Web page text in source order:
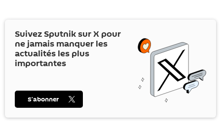
Suivez Sputnik surX pour
ne jamais manquer les
actualités les plus
importantes
S’abonner